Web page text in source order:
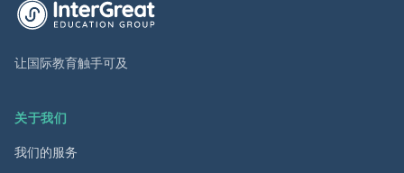
英萃国际教育集团首页
让国际教育触手可及
关于我们
我们的服务